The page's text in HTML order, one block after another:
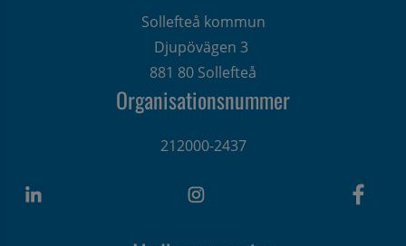
Sollefteå kommun
Djupövägen 3
881 80 Sollefteå
Organisationsnummer
212000-2437